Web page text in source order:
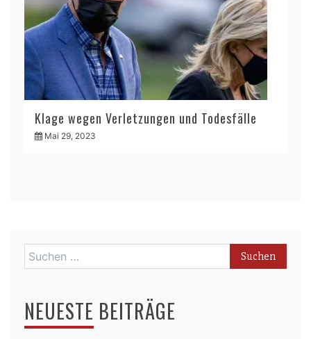
Klage wegen Verletzungen und Todesfälle
Mai 29, 2023
Suchen
nach:
NEUESTE BEITRÄGE